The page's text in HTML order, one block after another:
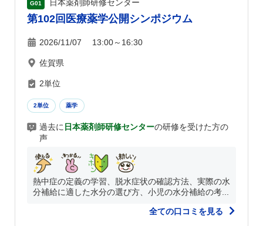
G01 日本薬剤師研修センター
第102回医療薬学公開シンポジウム
2026/11/07 13:00～16:30
佐賀県
2単位
2単位 薬学
過去に 日本薬剤師研修センターの研修を受けた方の
声
熱中症の定義の学習、脱水症状の確認方法、実際の水
分補給に適した水分の選び方、小児の水分補給の考...
全ての口コミを見る